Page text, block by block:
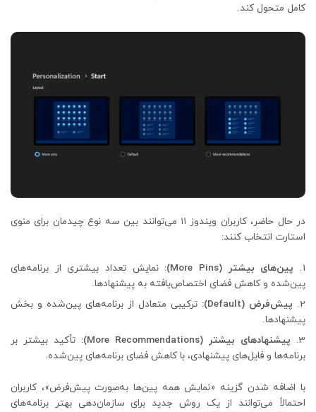
کامل متحول کند.
در حال حاضر، کاربران ویندوز ۱۱ می‌توانند بین سه نوع چیدمان برای منوی
استارت انتخاب کنند:
پین‌های بیشتر (More Pins):
نمایش تعداد بیشتری از برنامه‌های
پین‌شده و کاهش فضای اختصاص‌یافته به پیشنهادها.
پیش‌فرض (Default):
ترکیبی متعادل از برنامه‌های پین‌شده و بخش
پیشنهادها.
پیشنهادهای بیشتر (More Recommendations):
تأکید بیشتر بر
برنامه‌ها و فایل‌های پیشنهادی، با کاهش فضای برنامه‌های پین‌شده.
با اضافه شدن گزینه «نمایش همه پین‌ها به‌صورت پیش‌فرض»، کاربران
احتمالاً می‌توانند از یک روش جدید برای سازمان‌دهی بهتر برنامه‌های